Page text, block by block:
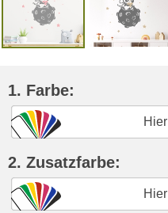
1. Farbe:
2. Zusatzfarbe: